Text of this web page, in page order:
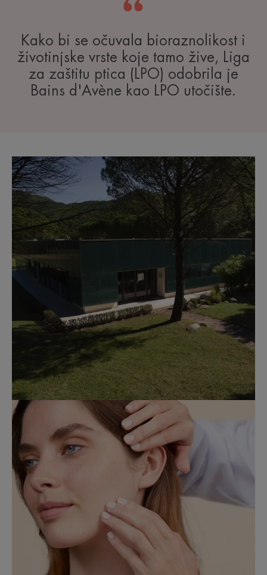
Kako bi se očuvala bioraznolikost i
životinjske vrste koje tamo žive, Liga
za zaštitu ptica (LPO) odobrila je
Bains d'Avène kao LPO utočište.